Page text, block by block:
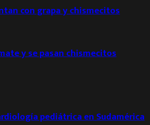
con grapa y chismecitos
y se pasan chismecitos
pediátrica en Sudamérica